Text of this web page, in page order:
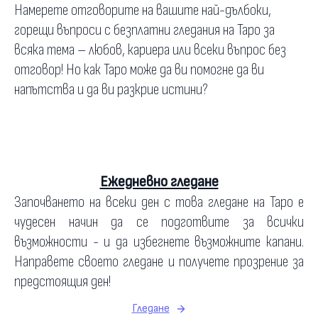
Намерете отговорите на вашите най-дълбоки,
горещи въпроси с безплатни гледания на Таро за
всяка тема – любов, кариера или всеки въпрос без
отговор! Но как Таро може да ви помогне да ви
напътства и да ви разкрие истини?
Ежедневно гледане
Започването на всеки ден с това гледане на Таро е
чудесен начин да се подготвите за всички
възможности - и да избегнете възможните капани.
Направете своето гледане и получете прозрение за
предстоящия ден!
Гледане